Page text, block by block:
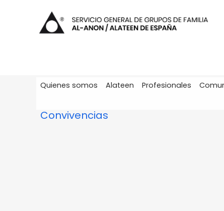
Quienes somos Alateen Profesionales
Convivencias